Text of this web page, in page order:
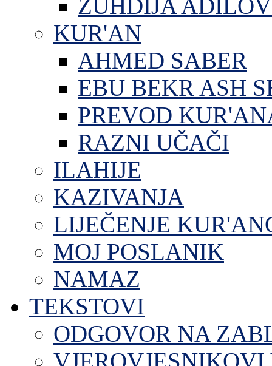
ZUHDIJA
KUR'AN
AHMED SABER
EBU BEKR ASH
PREVOD
RAZNI UČAČI
ILAHIJE
KAZIVANJA
LIJEČENJE
MOJ POSLANIK
NAMAZ
TEKSTOVI
ODGOVOR NA